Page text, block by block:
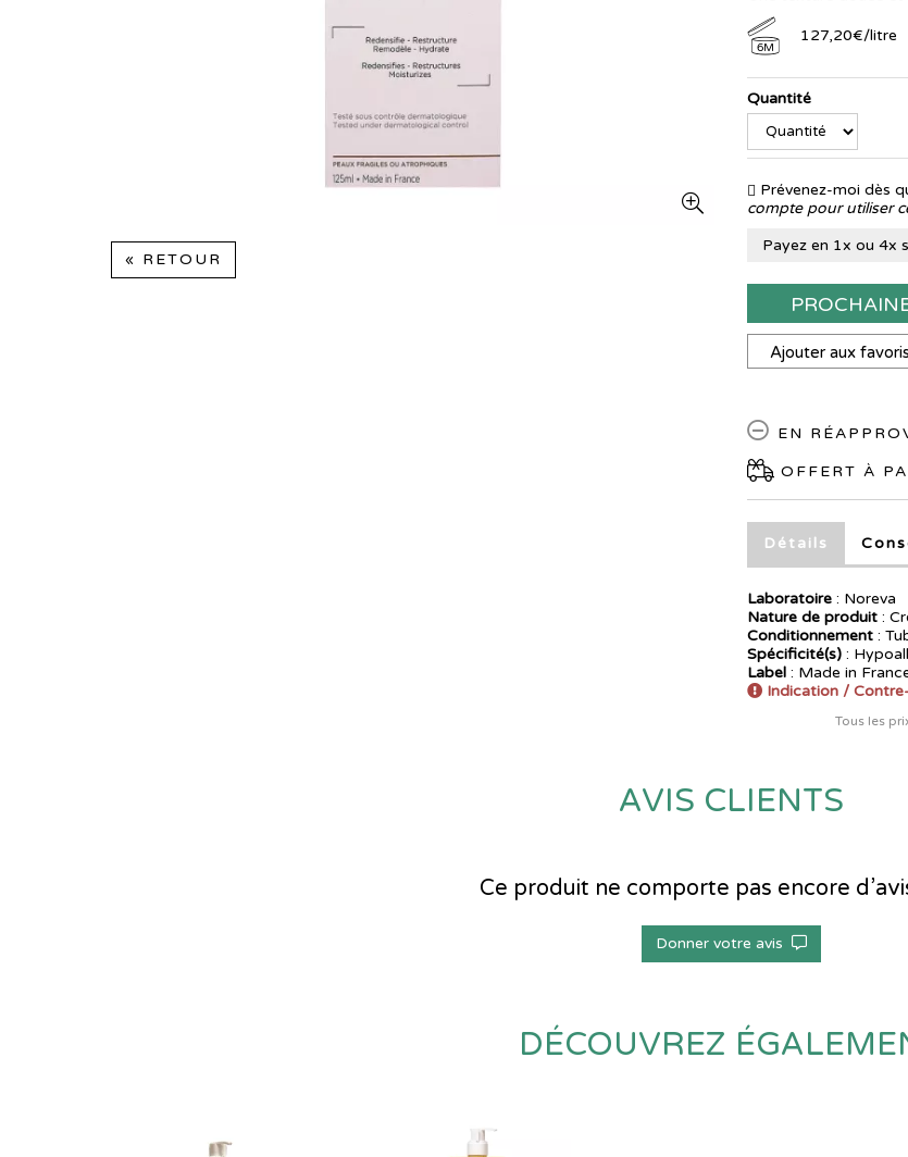
« RETOUR
6M
127,20€/litre
Quantité
Prévenez-moi dès
compte pour utiliser
Payez en 1x ou 4x
Ajouter aux favoris
EN
OFFERT À
Détails
Laboratoire : Noreva
Nature de produit :
Conditionnement :
Spécificité(s) :
Label : Made in
Indication /
Tous les
AVIS CLIENTS
Ce produit ne comporte pas encore
Donner votre avis
DÉCOUVREZ